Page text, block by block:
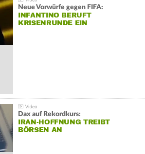
Neue Vorwürfe gegen FIFA:
INFANTINO BERUFT
KRISENRUNDE EIN
Dax auf Rekordkurs:
IRAN-HOFFNUNG TREIBT
BÖRSEN AN